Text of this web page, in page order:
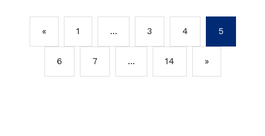
« 1 … 3 4 5
6 7 … 14 »